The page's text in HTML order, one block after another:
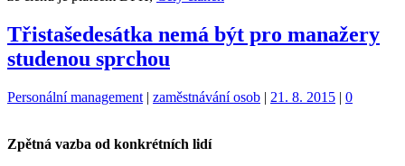
Třistašedesátka nemá být pro manažery
studenou sprchou
Kategorie:
Personální management | Štítky:
zaměstnávání osob | 21. 8. 2015 | 0
Zpětná vazba od konkrétních lidí